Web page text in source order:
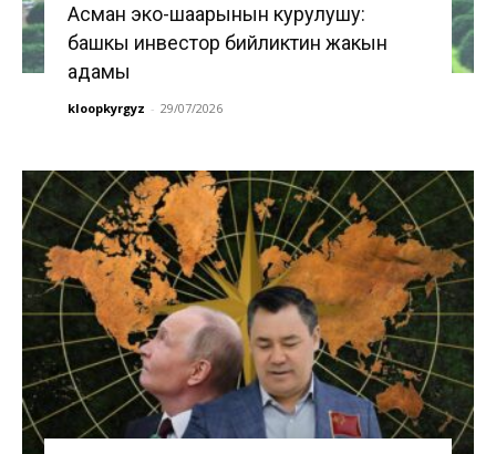
Асман эко-шаарынын курулушу:
башкы инвестор бийликтин жакын
адамы
kloopkyrgyz - 29/07/2026